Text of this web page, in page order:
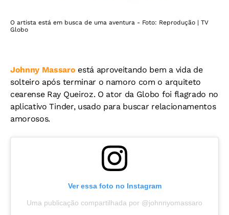
O artista está em busca de uma aventura - Foto: Reprodução | TV
Globo
Johnny Massaro está aproveitando bem a vida de
solteiro após terminar o namoro com o arquiteto
cearense Ray Queiroz. O ator da Globo foi flagrado no
aplicativo Tinder, usado para buscar relacionamentos
amorosos.
Ver essa foto no Instagram
Uma publicação compartilhada por @johnnyomassaro